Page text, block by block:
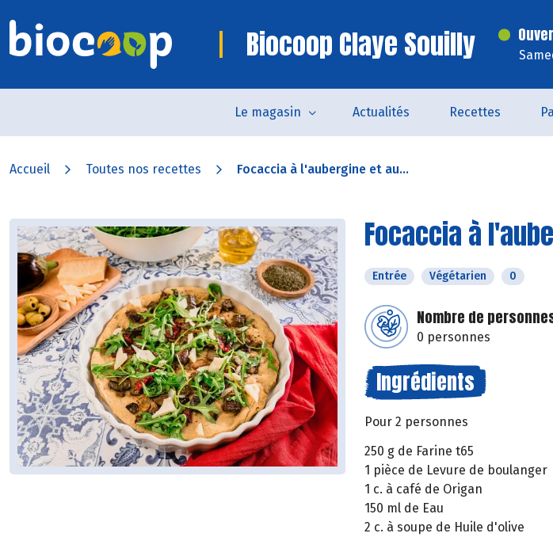
Biocoop Claye Souilly
Le magasin Actualités Recettes
Accueil Toutes nos recettes Focaccia à l'aubergine et au...
Focaccia à
Entrée Végétarien 0
Nombre de
0 personnes
Ingrédients
Pour 2 personnes
250 g de Farine t65
1 pièce de Levure de boulanger
1 c. à café de Origan
150 ml de Eau
2 c. à soupe de Huile d'olive